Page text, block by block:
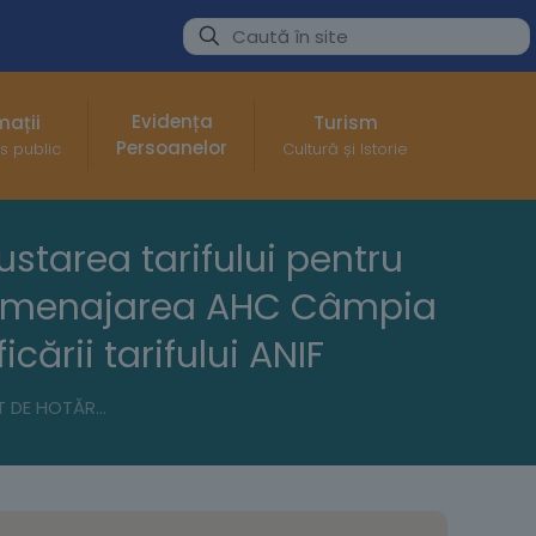
public
Evidența
Persoanelor
Turism
Cultură și Istorie
tarifului pentru
AHC Câmpia
tarifului ANIF
PROIECT DE HOTĂRÂRE nr. 62 din 06.04.2026 privind ajustarea tarifului pentru livrarea apei pentru piscicultură și stații de sortare în amenajarea AHC Câmpia Buzăului – Canal Iazul Morilor, ca urmare a modificării tarifului ANIF